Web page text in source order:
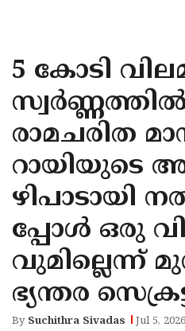
KANNUR
KASARAGOD
5 കോടി
രാമചരിത
റായിയുടെ
ഴിപാടായി
പ്പോള്‍ ഒരു
വുമില്ലെന്ന്
ഭ്യന്തര
By Suchithra Sivadas Jul 5,